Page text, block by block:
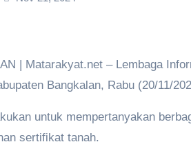
| Matarakyat.net – Lembaga
Bangkalan, Rabu (20/11/
untuk mempertanyakan
sertifikat tanah.